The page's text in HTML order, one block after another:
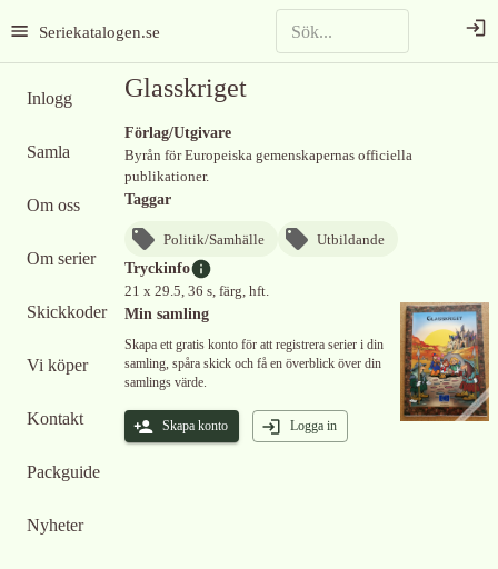
Seriekatalogen.se
Inlogg
Samla
Om oss
Om serier
Skickkoder
Vi köper
Kontakt
Packguide
Nyheter
Glasskriget
Förlag/Utgivare
Byrån för Europeiska gemenskapernas officiella
publikationer.
Taggar
Politik/Samhälle
Utbildande
Tryckinfo
21 x 29.5, 36 s, färg, hft.
Min samling
Skapa ett gratis konto för att registrera serier i din
samling, spåra skick och få en överblick över din
samlings värde.
Skapa konto Logga in